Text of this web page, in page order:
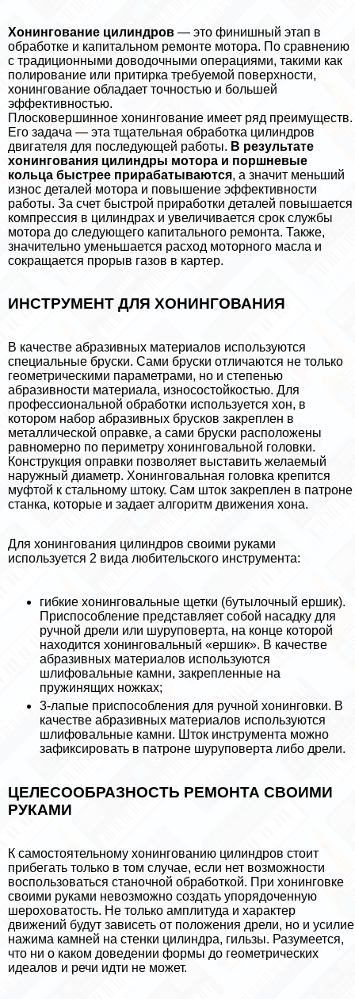
Хонингование цилиндров — это финишный этап в
обработке и капитальном ремонте мотора. По сравнению
с традиционными доводочными операциями, такими как
полирование или притирка требуемой поверхности,
хонингование обладает точностью и большей
эффективностью.
Плосковершинное хонингование имеет ряд преимуществ.
Его задача — эта тщательная обработка цилиндров
двигателя для последующей работы. В результате
хонингования цилиндры мотора и поршневые
кольца быстрее приpaбатываются, а значит меньший
износ деталей мотора и повышение эффективности
работы. За счет быстрой приработки деталей повышается
компрессия в цилиндрах и увеличивается срок службы
мотора до следующего капитального ремонта. Также,
значительно уменьшается расход моторного масла и
сокращается прорыв газов в картер.
ИНСТРУМЕНТ ДЛЯ ХОНИНГОВАНИЯ
В качестве абразивных материалов используются
специальные бруски. Сами бруски отличаются не только
геометрическими параметрами, но и степенью
абразивности материала, износостойкостью. Для
профессиональной обработки используется хон, в
котором набор абразивных брусков закреплен в
металлической оправке, а сами бруски расположены
равномерно по периметру хонинговальной головки.
Конструкция оправки позволяет выставить желаемый
наружный диаметр. Хонинговальная головка крепится
муфтой к стальному штоку. Сам шток закреплен в патроне
станка, которые и задает алгоритм движения хона.
Для хонингования цилиндров своими руками
используется 2 вида любительского инструмента:
гибкие хонинговальные щетки (бутылочный ершик).
Приспособление представляет собой насадку для
ручной дрели или шуруповерта, на конце которой
находится хонинговальный «ершик». В качестве
абразивных материалов используются
шлифовальные камни, закрепленные на
пружинящих ножках;
3-лапые приспособления для ручной хонинговки. В
качестве абразивных материалов используются
шлифовальные камни. Шток инструмента можно
зафиксировать в патроне шуруповерта либо дрели.
ЦЕЛЕСООБРАЗНОСТЬ РЕМОНТА СВОИМИ
РУКАМИ
К самостоятельному хонингованию цилиндров стоит
прибегать только в том случае, если нет возможности
воспользоваться станочной обработкой. При хонинговке
своими руками невозможно создать упорядоченную
шероховатость. Не только амплитуда и хаpaктер
движений будут зависеть от положения дрели, но и усилие
нажима камней на стенки цилиндра, гильзы. Разумеется,
что ни о каком доведении формы до геометрических
идеалов и речи идти не может.